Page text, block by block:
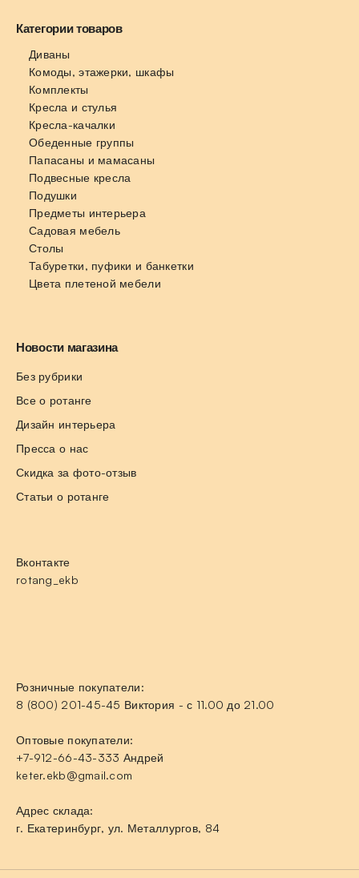
Категории товаров
Диваны
Комоды, этажерки, шкафы
Комплекты
Кресла и стулья
Кресла-качалки
Обеденные группы
Папасаны и мамасаны
Подвесные кресла
Подушки
Предметы интерьера
Садовая мебель
Столы
Табуретки, пуфики и банкетки
Цвета плетеной мебели
Новости магазина
Без рубрики
Все о ротанге
Дизайн интерьера
Пресса о нас
Скидка за фото-отзыв
Статьи о ротанге
Вконтакте
rotang_ekb
Розничные покупатели:
8 (800) 201-45-45 Виктория - с 11.00 до 21.00
Оптовые покупатели:
+7-912-66-43-333 Андрей
keter.ekb@gmail.com
Адрес склада:
г. Екатеринбург, ул. Металлургов, 84